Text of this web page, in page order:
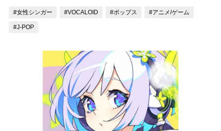
お問い合わせ
muevoクラウドファンディング
#女性シンガー #VOCALOID #ポップス #アニメ/ゲーム
#J-POP